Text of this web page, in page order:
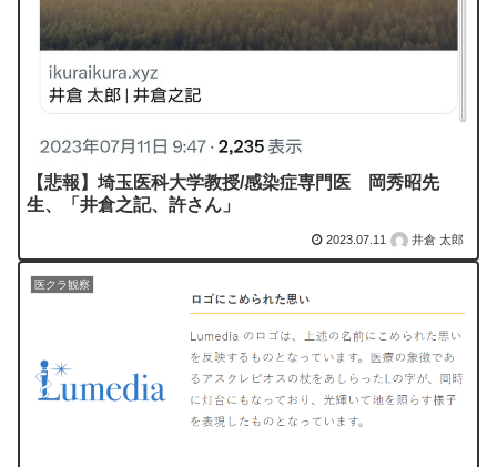
【悲報】埼玉医科大学教授/感染症専門医 岡秀昭先
生、「井倉之記、許さん」
2023.07.11 井倉 太郎
医クラ観察